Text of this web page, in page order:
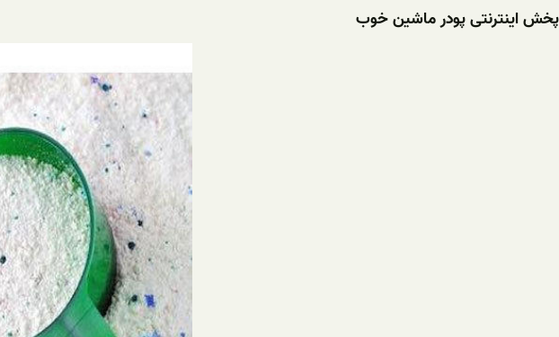
پخش اینترنتی پودر ماشین خوب